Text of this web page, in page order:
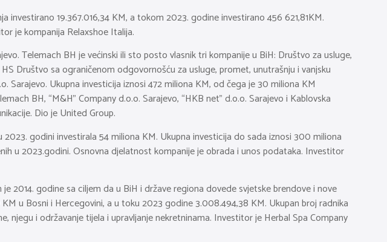
19.367.016,34 KM, a tokom 2023. godine investirano 456 621,81KM.
je kompanija Relaxshoe Italija.
Telemach BH je većinski ili sto posto vlasnik tri kompanije u BiH: Društvo za usluge,
Društvo sa ograničenom odgovornošću za usluge, promet, unutrašnju i vanjsku
Ukupna investicija iznosi 472 miliona KM, od čega je 30 miliona KM
BH, “M&H” Company d.o.o. Sarajevo, “HKB net” d.o.o. Sarajevo i Kablovska
Dio je United Group.
godini investirala 54 miliona KM. Ukupna investicija do sada iznosi 300 miliona
u 2023.godini. Osnovna djelatnost kompanije je obrada i unos podataka. Investitor
2014. godine sa ciljem da u BiH i države regiona dovede svjetske brendove i nove
u Bosni i Hercegovini, a u toku 2023 godine 3.008.494,38 KM. Ukupan broj radnika
njegu i održavanje tijela i upravljanje nekretninama. Investitor je Herbal Spa Company